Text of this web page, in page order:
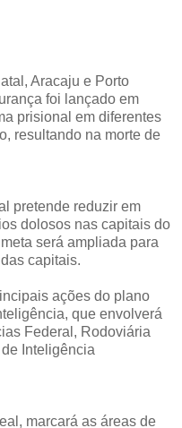
Aracaju e Porto
foi lançado em
prisional em diferentes
resultando na morte de
pretende reduzir em
dolosos nas capitais do
será ampliada para
capitais.
ações do plano
que envolverá
Federal, Rodoviária
Inteligência
marcará as áreas de